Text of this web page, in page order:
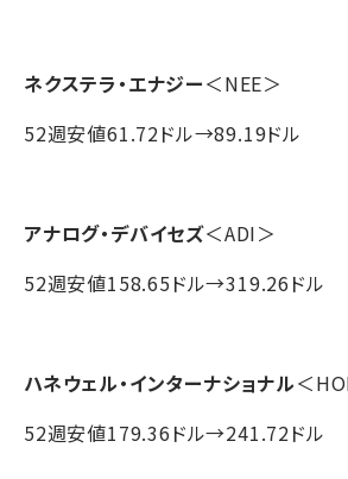
ネクステラ・エナジー＜NEE＞
52週安値61.72ドル→89.19ドル
アナログ・デバイセズ＜ADI＞
52週安値158.65ドル→319.26ドル
ハネウェル・インターナショナル＜
52週安値179.36ドル→241.72ドル